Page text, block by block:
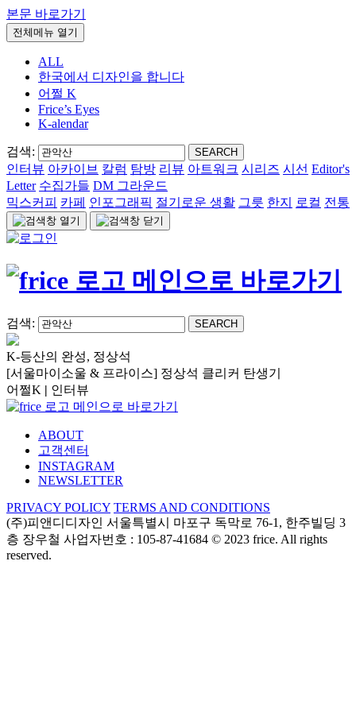
본문 바로가기
전체메뉴 열기
ALL
한국에서 디자인을 합니다
어쩔 K
Frice’s Eyes
K-alendar
검색: SEARCH
인터뷰 아카이브 칼럼 탐방 리뷰 아트워크 시리즈 시선 Editor's
Letter 수집가들 DM 그라운드
믹스커피 카페 인포그래픽 절기로운 생활 그릇 한지 로컬 전통
검색: SEARCH
K-등산의 완성, 정상석
[서울마이소울 & 프라이스] 정상석 클리커 탄생기
어쩔K | 인터뷰
ABOUT
고객센터
INSTAGRAM
NEWSLETTER
PRIVACY POLICY TERMS AND CONDITIONS
(주)피앤디디자인 서울특별시 마포구 독막로 76-1, 한주빌딩 3
층 장우철 사업자번호 : 105-87-41684 © 2023 frice. All rights
reserved.